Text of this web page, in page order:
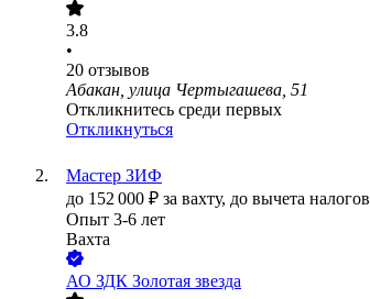
3.8
•
20 отзывов
Абакан, улица Чертыгашева, 51
Откликнитесь среди первых
Откликнуться
Мастер ЗИФ
до 152 000 ₽ за вахту, до вычета налогов
Опыт 3-6 лет
Вахта
АО ЗДК Золотая звезда